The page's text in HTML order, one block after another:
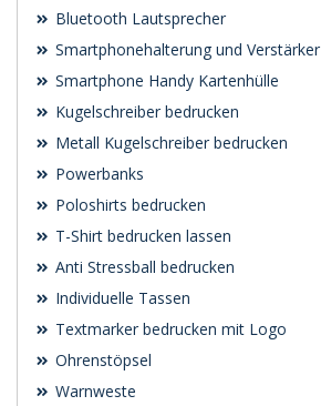
Bluetooth Lautsprecher
Smartphonehalterung und Verstärker
Smartphone Handy Kartenhülle
Kugelschreiber bedrucken
Metall Kugelschreiber bedrucken
Powerbanks
Poloshirts bedrucken
T-Shirt bedrucken lassen
Anti Stressball bedrucken
Individuelle Tassen
Textmarker bedrucken mit Logo
Ohrenstöpsel
Warnweste